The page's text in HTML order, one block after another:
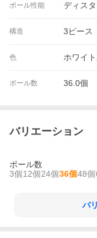
ボール性能 ディス
構造 3ピース
色 ホワイ
ボール数 36.0個
バリエーション
ボール数
3個12個24個36個48個
バ